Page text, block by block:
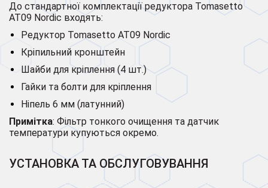
До стандартної комплектації редуктора Tomasetto
AT09 Nordic входять:
Редуктор Tomasetto AT09 Nordic
Кріпильний кронштейн
Шайби для кріплення (4 шт.)
Гайки та болти для кріплення
Ніпель 6 мм (латунний)
Примітка: Фільтр тонкого очищення та датчик
температури купуються окремо.
УСТАНОВКА ТА ОБСЛУГОВУВАННЯ